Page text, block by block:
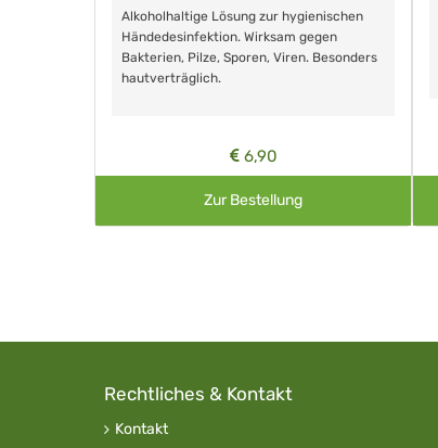
Alkoholhaltige Lösung zur hygienischen
Händedesinfektion. Wirksam gegen
Bakterien, Pilze, Sporen, Viren. Besonders
hautverträglich.
6,90
Zur Bestellung
Rechtliches & Kontakt
Kontakt